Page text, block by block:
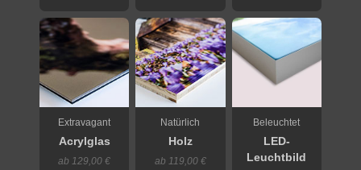
Extravagant
Acrylglas
ab 129,00 €
Natürlich
Holz
ab 119,00 €
Beleuchtet
LED-
Leuchtbild